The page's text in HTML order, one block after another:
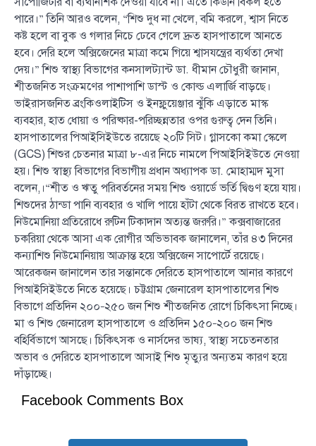
পারে।” তিনি আরও বলেন, “শিশু দুধ না খেলে, বমি করলে, শ্বাস নিতে
কষ্ট হলে বা বুক ও গলার নিচে ঢেবে গেলে দ্রুত হাসপাতালে আনতে
হবে। দেরি হলে অক্সিজেনের মাত্রা কমে গিয়ে শ্বাসযন্ত্রের ব্যর্থতা দেখা
দেয়।” শিশু স্বাস্থ্য বিভাগের কনসালট্যান্ট ডা. ধীমান চৌধুরী জানান,
শীতজনিত সংক্রমণের পাশাপাশি ডাস্ট ও কোল্ড এলার্জি বাড়ছে।
ভাইরাসজনিত ব্রংকিওলাইটিস ও ইনফ্লুয়েঞ্জার ঝুঁকি এড়াতে মাস্ক
ব্যবহার, হাত ধোয়া ও পরিষ্কার-পরিচ্ছন্নতার ওপর গুরুত্ব দেন তিনি।
হাসপাতালের পিআইসিইউতে রয়েছে ২০টি সিট। গ্লাসকো কমা স্কেলে
(GCS) শিশুর চেতনার মাত্রা ৮-এর নিচে নামলে পিআইসিইউতে নেওয়া
হয়। শিশু স্বাস্থ্য বিভাগের বিভাগীয় প্রধান অধ্যাপক ডা. মোহাম্মদ মুসা
বলেন,।“শীত ও ঋতু পরিবর্তনের সময় শিশু ওয়ার্ডে ভর্তি দ্বিগুণ হয়ে যায়।
শিশুদের ঠান্ডা পানি ব্যবহার ও খালি পায়ে হাঁটা থেকে বিরত রাখতে হবে।
নিউমোনিয়া প্রতিরোধে রুটিন টিকাদান অত্যন্ত জরুরি।” কক্সবাজারের
চকরিয়া থেকে আসা এক রোগীর অভিভাবক জানালেন, তাঁর ৪৩ দিনের
কন্যাশিশু নিউমোনিয়ায় আক্রান্ত হয়ে অক্সিজেন সাপোর্টে রয়েছে।
আরেকজন জানালেন তার সন্তানকে দেরিতে হাসপাতালে আনার কারণে
পিআইসিইউতে নিতে হয়েছে। চট্টগ্রাম জেনারেল হাসপাতালের শিশু
বিভাগে প্রতিদিন ২০০–২৫০ জন শিশু শীতজনিত রোগে চিকিৎসা নিচ্ছে।
মা ও শিশু জেনারেল হাসপাতালে ও প্রতিদিন ১৫০–২০০ জন শিশু
বহির্বিভাগে আসছে। চিকিৎসক ও নার্সদের ভাষ্য, স্বাস্থ্য সচেতনতার
অভাব ও দেরিতে হাসপাতালে আসাই শিশু মৃত্যুর অন্যতম কারণ হয়ে
দাঁড়াচ্ছে।
Facebook Comments Box